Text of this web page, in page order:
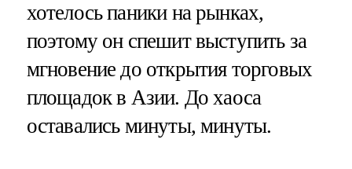
хотелось паники на рынках,
поэтому он спешит выступить за
мгновение до открытия торговых
площадок в Азии. До хаоса
оставались минуты, минуты.